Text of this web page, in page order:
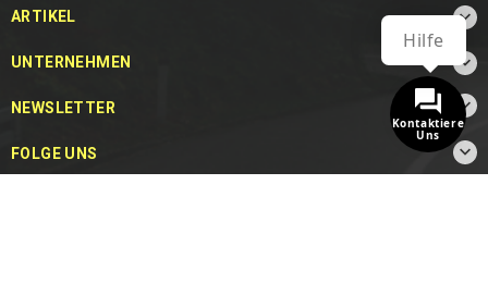
ARTIKEL 
UNTERNEHMEN 
NEWSLETTER 
FOLGE UNS 
Kontaktiere
Uns
Hilfe